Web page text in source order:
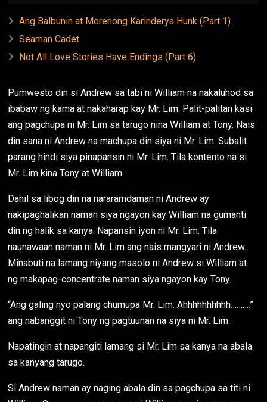
Ang Balbunin at Morenong Karinderya Hunk (Part 1)
Seaman Cadet
Not All Love Stories Have Endings (Part 6)
Pumwesto din si Andrew sa tabi ni William na nakaluhod sa
ibabaw ng kama at nakaharap kay Mr. Lim. Palit-palitan kasi
ang pagchupa ni Mr. Lim sa tarugo nina William at Tony. Nais
din sana ni Andrew na machupa din siya ni Mr. Lim. Subalit
parang hindi siya pinapansin ni Mr. Lim. Tila kontento na si
Mr. Lim kina Tony at William.
Dahil sa libog din na nararamdaman ni Andrew ay
nakipaghalikan naman siya ngayon kay William na gumanti
din ng halik sa kanya. Napansin iyon ni Mr. Lim. Tila
naunawaan naman ni Mr. Lim ang nais mangyari ni Andrew.
Minabuti na lamang niyang masolo ni Andrew si William at
ng makapag-concentrate naman siya ngayon kay Tony.
“Ang galing nyo palang chumupa Mr. Lim. Ahhhhhhhhhh……….”
ang nabanggit ni Tony ng pagtuunan na siya ni Mr. Lim.
Napatingin at napangiti lamang si Mr. Lim sa kanya na abala
sa kanyang tarugo.
Si Andrew naman ay naging abala din sa pagchupa sa titi ni